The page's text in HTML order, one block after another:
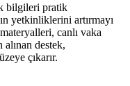
bilgileri pratik
yetkinliklerini artırmayı
canlı vaka
alınan destek,
çıkarır.